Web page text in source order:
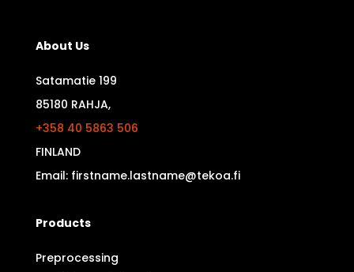
About Us
Satamatie 199
85180 RAHJA,
+358 40 5863 506
FINLAND
Email: firstname.lastname@tekoa.fi
Products
Preprocessing